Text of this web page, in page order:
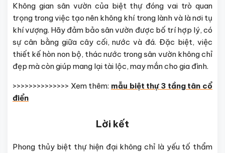
Không gian sân vườn của biệt thự đóng vai trò quan
trọng trong việc tạo nên không khí trong lành và là nơi tụ
khí vượng. Hãy đảm bảo sân vườn được bố trí hợp lý, có
sự cân bằng giữa cây cối, nước và đá. Đặc biệt, việc
thiết kế hòn non bộ, thác nước trong sân vườn không chỉ
đẹp mà còn giúp mang lại tài lộc, may mắn cho gia đình.
>>>>>>>>>>>>>> Xem thêm: mẫu biệt thự 3 tầng tân cổ
điển
Lời kết
Phong thủy biệt thự hiện đại không chỉ là yếu tố thẩm